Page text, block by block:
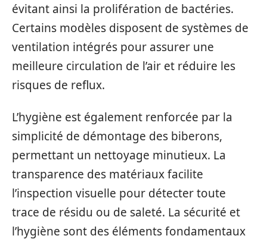
évitant ainsi la prolifération de bactéries.
Certains modèles disposent de systèmes de
ventilation intégrés pour assurer une
meilleure circulation de l’air et réduire les
risques de reflux.
L’hygiène est également renforcée par la
simplicité de démontage des biberons,
permettant un nettoyage minutieux. La
transparence des matériaux facilite
l’inspection visuelle pour détecter toute
trace de résidu ou de saleté. La sécurité et
l’hygiène sont des éléments fondamentaux